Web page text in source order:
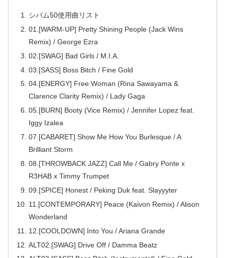
シバム50使用曲リスト
01.[WARM-UP] Pretty Shining People (Jack Wins
Remix) / George Ezra
02.[SWAG] Bad Girls / M.I.A.
03.[SASS] Boss Bitch / Fine Gold
04.[ENERGY] Free Woman (Rina Sawayama &
Clarence Clarity Remix) / Lady Gaga
05.[BURN] Booty (Vice Remix) / Jennifer Lopez feat.
Iggy Izalea
07.[CABARET] Show Me How You Burlesque / A
Brilliant Storm
08.[THROWBACK JAZZ] Call Me / Gabry Ponte x
R3HAB x Timmy Trumpet
09.[SPICE] Honest / Peking Duk feat. Slayyyter
11.[CONTEMPORARY] Peace (Kaivon Remix) / Alison
Wonderland
12.[COOLDOWN] Into You / Ariana Grande
ALT02.[SWAG] Drive Off / Damma Beatz